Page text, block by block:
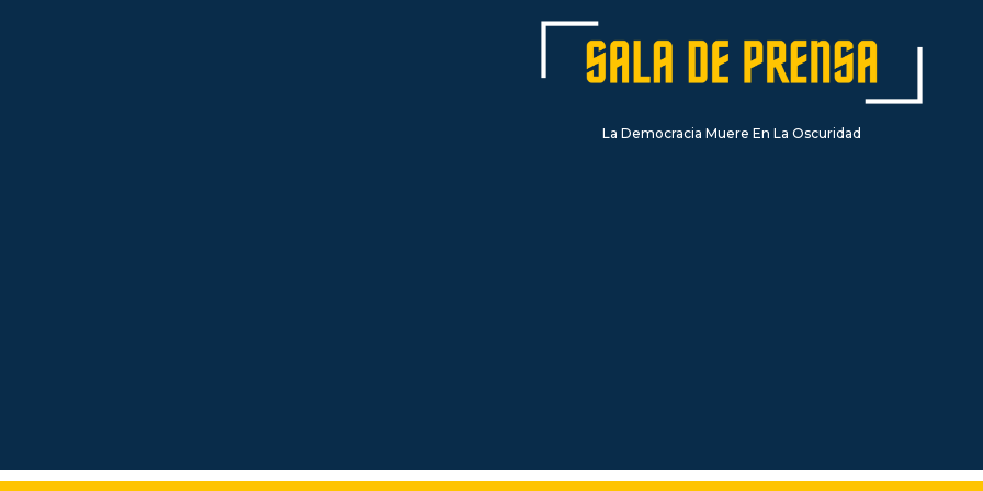
La Democracia Muere En La Oscuridad